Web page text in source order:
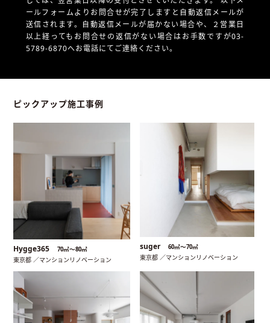
ールフォームよりお問合せが完了しますと自動返信メールが
送信されます。自動返信メールが届かない場合や、
２営業日
以上経ってもお問合せの返信がない場合はお手数ですが03-
5789-6870へお電話にてご連絡ください。
ピックアップ施工事例
Hygge365 70㎡〜80㎡
東京都 ／マンションリノベーション
suger 60㎡〜70㎡
東京都 ／マンションリノベーション